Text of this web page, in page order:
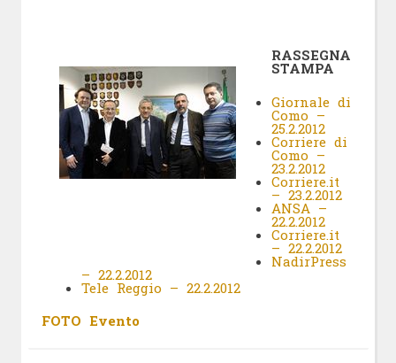
RASSEGNA
STAMPA
Giornale di
Como –
25.2.2012
Corriere di
Como –
23.2.2012
Corriere.it
– 23.2.2012
ANSA –
22.2.2012
Corriere.it
– 22.2.2012
NadirPress
– 22.2.2012
Tele Reggio – 22.2.2012
FOTO Evento